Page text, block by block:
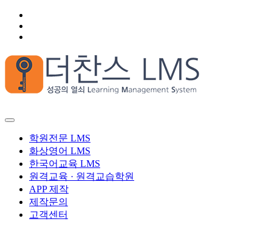
학원전문 LMS
화상영어 LMS
한국어교육 LMS
원격교육 · 원격교습학원
APP 제작
제작문의
고객센터